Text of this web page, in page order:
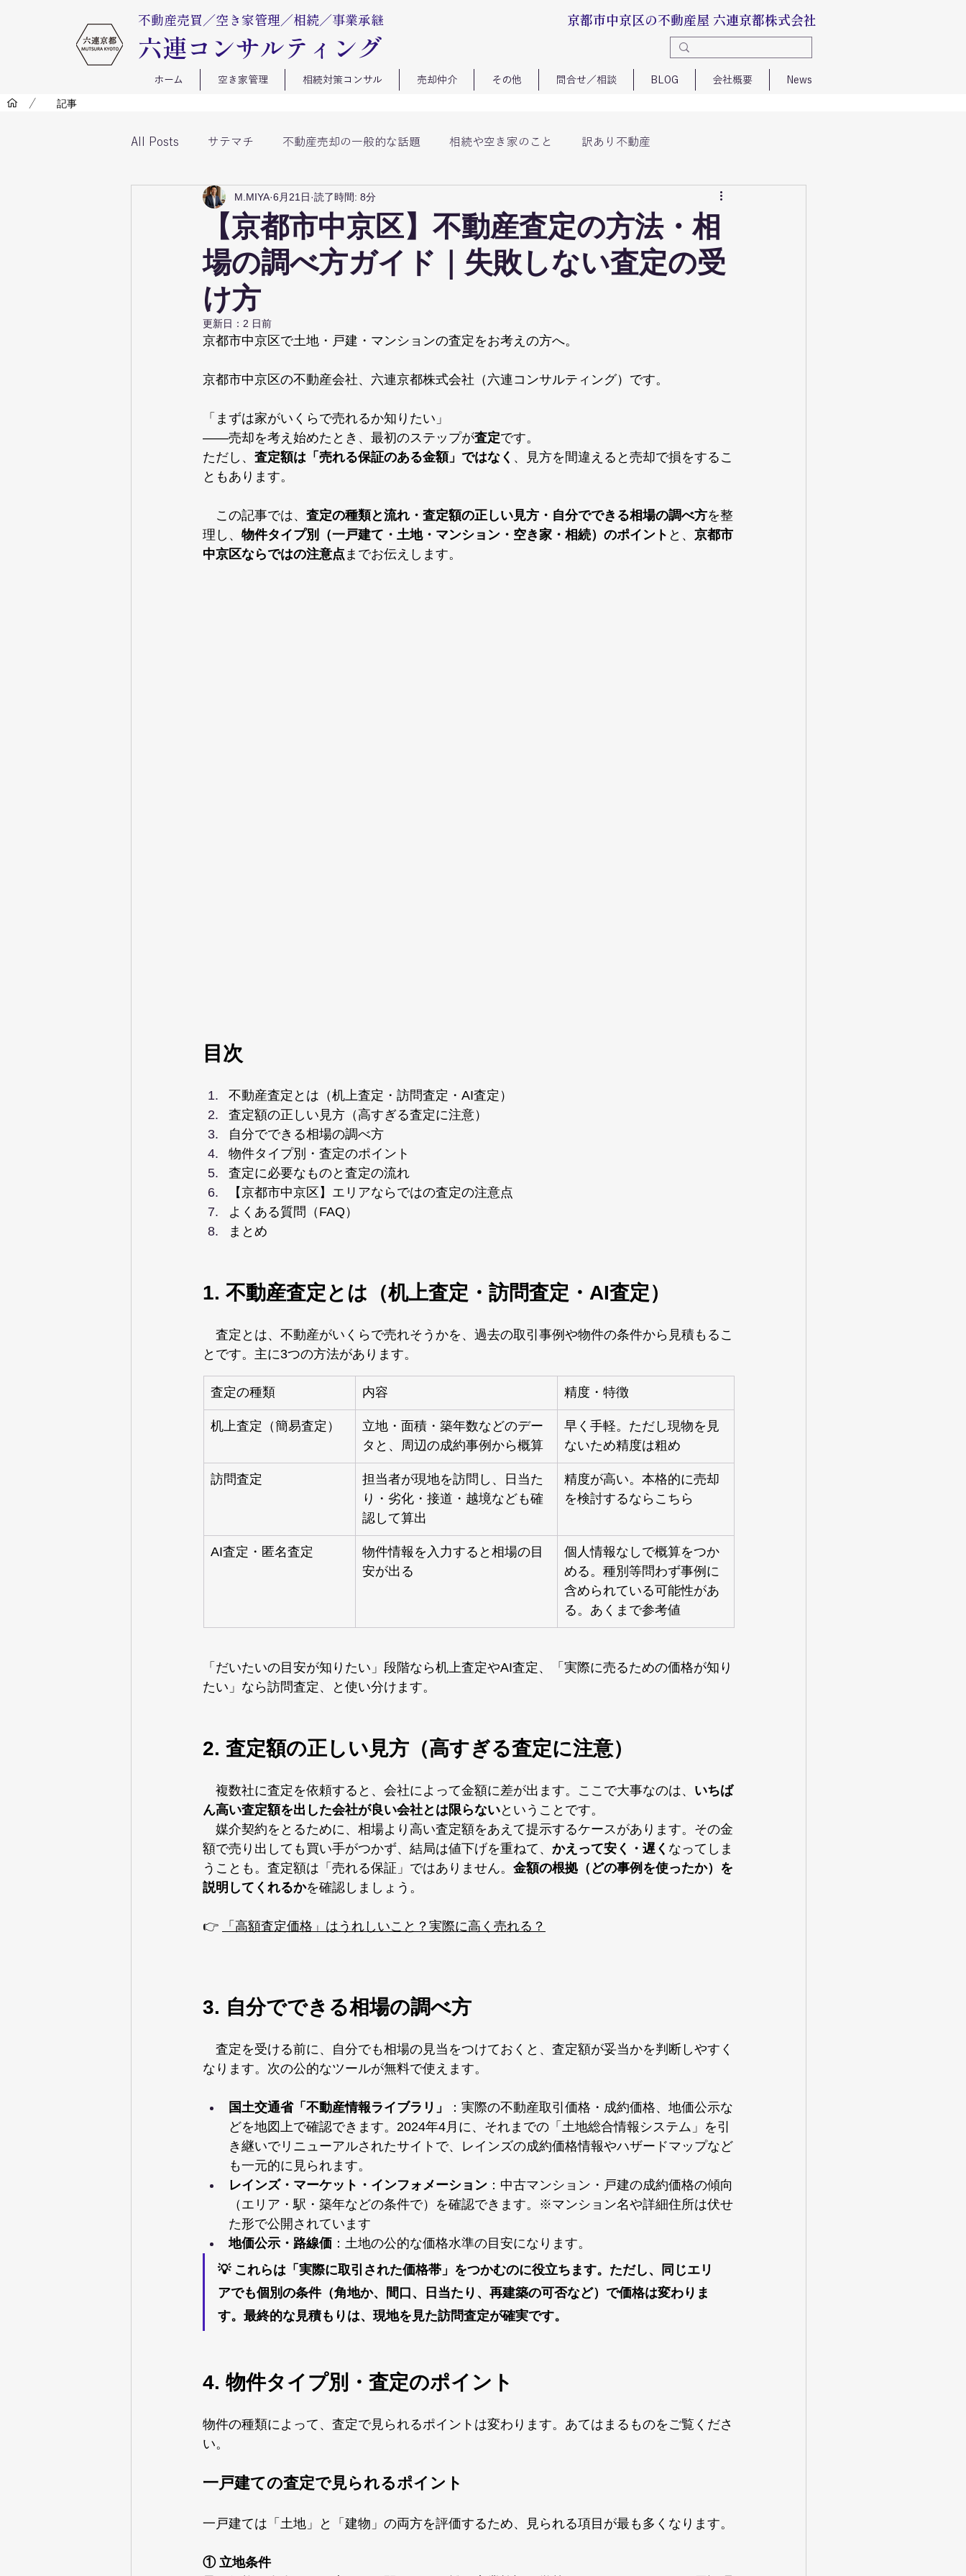
不動産売買​／空き家管理／相続／事業承継
​六連コンサルティング
​京都市中京区の不動産屋 六連京都株式会社
ホーム 空き家管理 相続対策コンサル 売却仲介 その他 問合せ／相談 BLOG 会社概要 News
/ 記事
All Posts サテマチ 不動産売却の一般的な話題 相続や空き家のこと 訳あり不動産
不動産売買 判例から学ぶシリーズ 不動産の購入のこと
【京都市中京区】不動産査定の方法・相
場の調べ方ガイド｜失敗しない査定の受
け方
M.MIYA 6月21日 読了時間: 8分
更新日： 2 日前
京都市中京区で土地・戸建・マンションの査定をお考えの方へ。
京都市中京区の不動産会社、六連京都株式会社（六連コンサルティング）です。
「まずは家がいくらで売れるか知りたい」
——売却を考え始めたとき、最初のステップが査定です。
ただし、 査定額は「売れる保証のある金額」ではなく 、見方を間違えると売却で損をするこ
ともあります。
この記事では、 査定の種類と流れ・査定額の正しい見方・自分でできる相場の調べ方を整
理し、 物件タイプ別（一戸建て・土地・マンション・空き家・相続）のポイント と、 京都市
中京区ならではの注意点 までお伝えします。
目次
不動産査定とは（机上査定・訪問査定・AI査定）
査定額の正しい見方（高すぎる査定に注意）
自分でできる相場の調べ方
物件タイプ別・査定のポイント
査定に必要なものと査定の流れ
【京都市中京区】エリアならではの査定の注意点
よくある質問（FAQ）
まとめ
1. 不動産査定とは（机上査定・訪問査定・AI査定）
査定とは、不動産がいくらで売れそうかを、過去の取引事例や物件の条件から見積もるこ
とです。主に3つの方法があります。
査定の種類 内容 精度・特徴
机上査定（簡易査定）
立地・面積・築年数などのデー
タと、周辺の成約事例から概算
早く手軽。ただし現物を見
ないため精度は粗め
訪問査定
担当者が現地を訪問し、日当た
り・劣化・接道・越境なども確
認して算出
精度が高い。本格的に売却
を検討するならこちら
AI査定・匿名査定
物件情報を入力すると相場の目
安が出る
個人情報なしで概算をつか
める。種別等問わず事例に
含められている可能性があ
る。あくまで参考値
「だいたいの目安が知りたい」段階なら机上査定やAI査定、「実際に売るための価格が知り
たい」なら訪問査定、と使い分けます。
2. 査定額の正しい見方（高すぎる査定に注意）
複数社に査定を依頼すると、会社によって金額に差が出ます。ここで大事なのは、 いちば
ん高い査定額を出した会社が良い会社とは限らないということです。
媒介契約をとるために、相場より高い査定額をあえて提示するケースがあります。その金
額で売り出しても買い手がつかず、結局は値下げを重ねて、 かえって安く・遅く なってしま
うことも。査定額は「売れる保証」ではありません。 金額の根拠（どの事例を使ったか）を
説明してくれるかを確認しましょう。
👉 「高額査定価格」はうれしいこと？実際に高く売れる？
3. 自分でできる相場の調べ方
査定を受ける前に、自分でも相場の見当をつけておくと、査定額が妥当かを判断しやすく
なります。次の公的なツールが無料で使えます。
国土交通省「不動産情報ライブラリ」
：実際の不動産取引価格・成約価格、地価公示な
どを地図上で確認できます。2024年4月に、それまでの「土地総合情報システム」を引
き継いでリニューアルされたサイトで、レインズの成約価格情報やハザードマップなど
も一元的に見られます。
レインズ・マーケット・インフォメーション ：中古マンション・戸建の成約価格の傾向
（エリア・駅・築年などの条件で）を確認できます。※マンション名や詳細住所は伏せ
た形で公開されています
地価公示・路線価 ：土地の公的な価格水準の目安になります。
💡 これらは「実際に取引された価格帯」をつかむのに役立ちます。ただし、同じエリ
アでも個別の条件（角地か、間口、日当たり、再建築の可否など）で価格は変わりま
す。最終的な見積もりは、現地を見た訪問査定が確実です。
4. 物件タイプ別・査定のポイント
物件の種類によって、査定で見られるポイントは変わります。あてはまるものをご覧くださ
い。
一戸建ての査定で見られるポイント
一戸建ては「土地」と「建物」の両方を評価するため、見られる項目が最も多くなります。
① 立地条件